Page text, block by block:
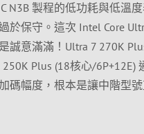
N3B 製程的低功耗與低溫
於保守。這次 Intel Core
誠意滿滿！Ultra 7 270K
Plus (18核心/6P+12E)
碼幅度，根本是讓中階型